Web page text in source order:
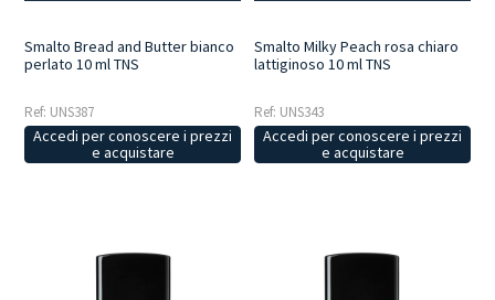
Smalto Bread and Butter bianco
perlato 10 ml TNS
Ref: UNS387
Accedi per conoscere i prezzi
e acquistare
Smalto Milky Peach rosa chiaro
lattiginoso 10 ml TNS
Ref: UNS343
Accedi per conoscere i prezzi
e acquistare